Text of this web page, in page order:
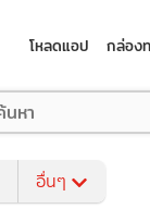
โหลดแอป กล่อง
อื่นๆ